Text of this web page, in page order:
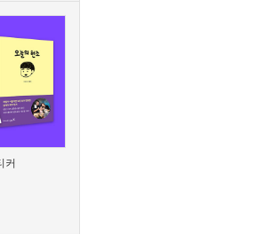
커